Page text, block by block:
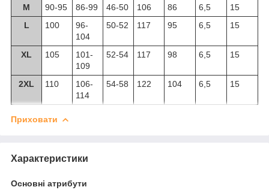
M
90-95 86-99 46-50 106 86 6,5
15
L
100
96-
104
50-52 117 95 6,5 15
XL 105
101-
109
52-54 117 98 6,5 15
2XL 110
106-
114
54-58 122 104 6,5 15
Приховати
Характеристики
Основні атрибути